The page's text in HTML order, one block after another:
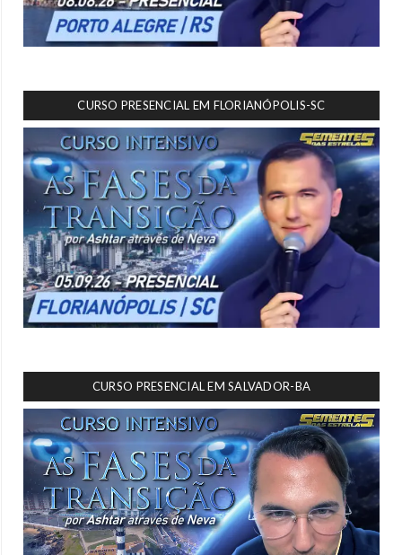
CURSO PRESENCIAL EM FLORIANÓPOLIS-SC
CURSO PRESENCIAL EM SALVADOR-BA